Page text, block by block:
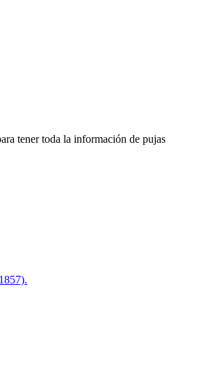
tener toda la información de pujas